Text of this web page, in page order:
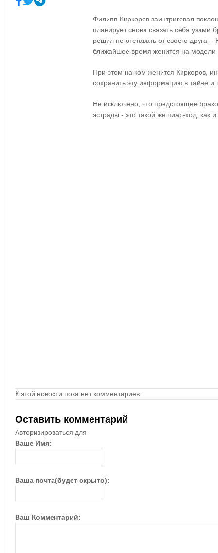
Филипп Киркоров заинтриговал
планирует снова связать себя узами
решил не отставать от своего друга
ближайшее время женится на модели
При этом на ком женится Киркоров,
сохранить эту информацию в тайне и
Не исключено, что предстоящее
эстрады - это такой же пиар-ход, как и
К этой новости пока нет комментариев.
Оставить комментарий
Авторизироваться для
Ваше Имя:
Ваша почта(будет скрыто):
Ваш Комментарий: